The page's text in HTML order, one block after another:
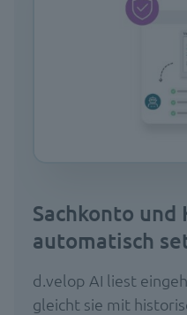
Sachkonto
automatisch
d.velop AI liest
gleicht sie mit